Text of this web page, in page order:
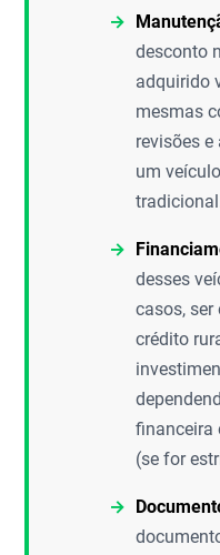
desconto
adquirido
mesmas
revisões
um
desses
casos,
crédito
financeira
(se for